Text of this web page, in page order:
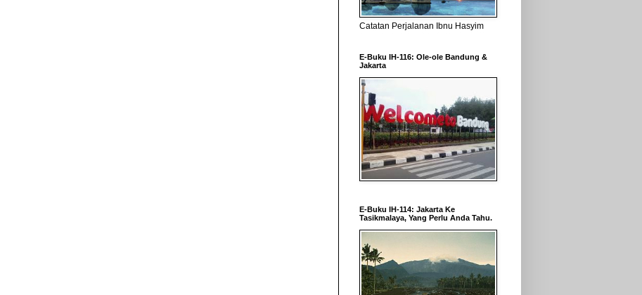
Catatan Perjalanan Ibnu Hasyim
E-Buku IH-116: Ole-ole Bandung &
Jakarta
E-Buku IH-114: Jakarta Ke
Tasikmalaya, Yang Perlu Anda Tahu.